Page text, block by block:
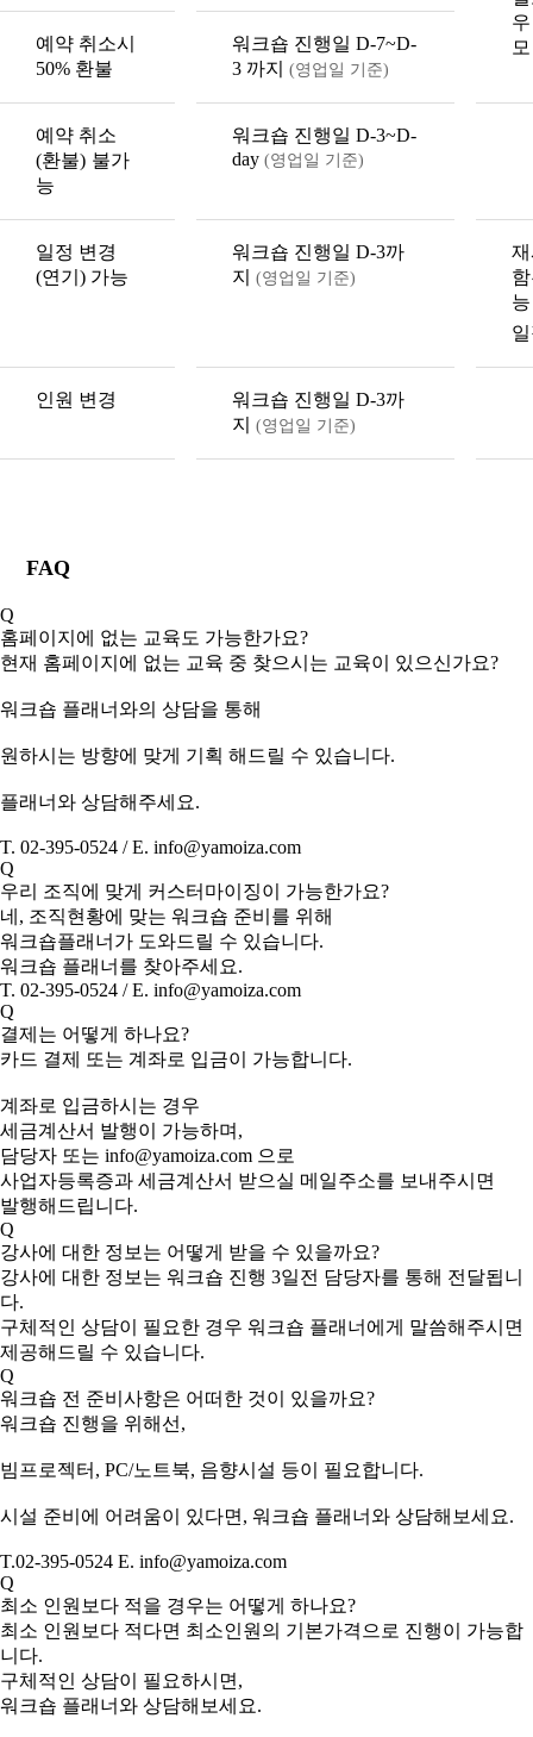
예약 취소시
50% 환불
워크숍 진행일 D-7~D-
3 까지
(영업일 기준)
예약 취소
(환불) 불가
능
워크숍 진행일 D-3~D-
day (영업일 기준)
일정 변경
(연기) 가능
워크숍 진행일 D-3까
지
(영업일 기준)
능
인원 변경
워크숍 진행일 D-3까
지
(영업일 기준)
FAQ
Q
홈페이지에 없는 교육도 가능한가요?
현재 홈페이지에 없는 교육 중 찾으시는 교육이 있으신가요?
워크숍 플래너와의 상담을 통해
원하시는 방향에 맞게 기획 해드릴 수 있습니다.
플래너와 상담해주세요.
T. 02-395-0524 / E. info@yamoiza.com
Q
우리 조직에 맞게 커스터마이징이 가능한가요?
네, 조직현황에 맞는 워크숍 준비를 위해
워크숍플래너가 도와드릴 수 있습니다.
워크숍 플래너를 찾아주세요.
T. 02-395-0524 / E. info@yamoiza.com
Q
결제는 어떻게 하나요?
카드 결제 또는 계좌로 입금이 가능합니다.
계좌로 입금하시는 경우
세금계산서 발행이 가능하며,
담당자 또는 info@yamoiza.com 으로
사업자등록증과 세금계산서 받으실 메일주소를 보내주시면
발행해드립니다.
Q
강사에 대한 정보는 어떻게 받을 수 있을까요?
강사에 대한 정보는 워크숍 진행 3일전 담당자를 통해 전달됩니
다.
구체적인 상담이 필요한 경우 워크숍 플래너에게 말씀해주시면
제공해드릴 수 있습니다.
Q
워크숍 전 준비사항은 어떠한 것이 있을까요?
워크숍 진행을 위해선,
빔프로젝터, PC/노트북, 음향시설 등이 필요합니다.
시설 준비에 어려움이 있다면, 워크숍 플래너와 상담해보세요.
T.02-395-0524 E. info@yamoiza.com
Q
최소 인원보다 적을 경우는 어떻게 하나요?
최소 인원보다 적다면 최소인원의 기본가격으로 진행이 가능합
니다.
구체적인 상담이 필요하시면,
워크숍 플래너와 상담해보세요.